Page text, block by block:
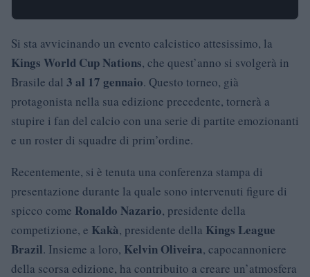
Si sta avvicinando un evento calcistico attesissimo, la
Kings World Cup Nations, che quest’anno si svolgerà in
Brasile dal 3 al 17 gennaio. Questo torneo, già
protagonista nella sua edizione precedente, tornerà a
stupire i fan del calcio con una serie di partite emozionanti
e un roster di squadre di prim’ordine.
Recentemente, si è tenuta una conferenza stampa di
presentazione durante la quale sono intervenuti figure di
spicco come Ronaldo Nazario, presidente della
competizione, e Kakà, presidente della Kings League
Brazil. Insieme a loro, Kelvin Oliveira, capocannoniere
della scorsa edizione, ha contribuito a creare un’atmosfera